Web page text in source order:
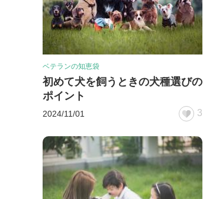
ベテランの知恵袋
初めて犬を飼うときの犬種選びの
ポイント
2024/11/01 3